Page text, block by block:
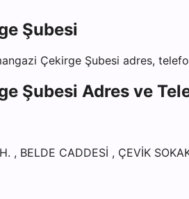
Şubesi
Çekirge Şubesi adres,
Şubesi Adres ve
, BELDE CADDESİ , ÇEVİK